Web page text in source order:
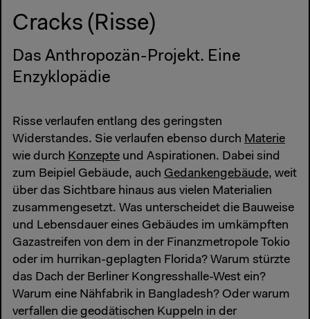
Cracks (Risse)
Das Anthropozän-Projekt. Eine
Enzyklopädie
Risse verlaufen entlang des geringsten
Widerstandes. Sie verlaufen ebenso durch Materie
wie durch Konzepte und Aspirationen. Dabei sind
zum Beipiel Gebäude, auch Gedankengebäude, weit
über das Sichtbare hinaus aus vielen Materialien
zusammengesetzt. Was unterscheidet die Bauweise
und Lebensdauer eines Gebäudes im umkämpften
Gazastreifen von dem in der Finanzmetropole Tokio
oder im hurrikan-geplagten Florida? Warum stürzte
das Dach der Berliner Kongresshalle-West ein?
Warum eine Nähfabrik in Bangladesh? Oder warum
verfallen die geodätischen Kuppeln in der